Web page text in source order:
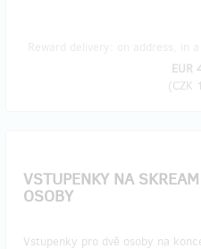
EUR
(CZK
VSTUPENKY NA
OSOBY
Vstupenky pro dvě osoby na